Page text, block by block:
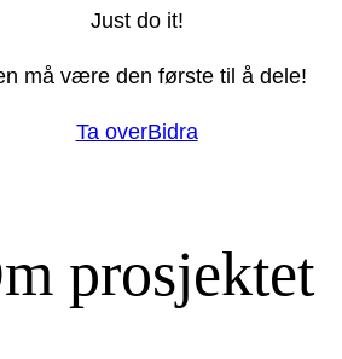
Just do it!
må være den første til å dele!
Ta overBidra
prosjektet